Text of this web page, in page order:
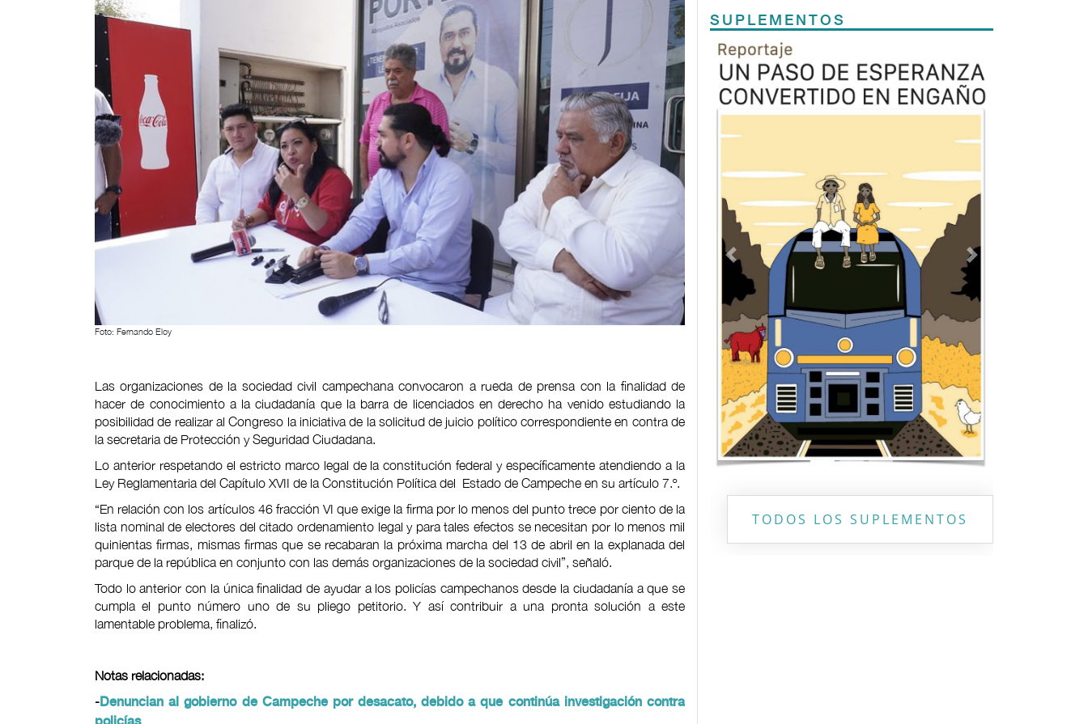
Foto: Fernando Eloy
Las organizaciones de la sociedad civil campechana convocaron a rueda de prensa con la finalidad de
hacer de conocimiento a la ciudadanía que la barra de licenciados en derecho ha venido estudiando la
posibilidad de realizar al Congreso la iniciativa de la solicitud de juicio político correspondiente en contra de
la secretaria de Protección y Seguridad Ciudadana.
Lo anterior respetando el estricto marco legal de la constitución federal y específicamente atendiendo a la
Ley Reglamentaria del Capítulo XVII de la Constitución Política del Estado de Campeche en su artículo 7.º.
“En relación con los artículos 46 fracción VI que exige la firma por lo menos del punto trece por ciento de la
lista nominal de electores del citado ordenamiento legal y para tales efectos se necesitan por lo menos mil
quinientas firmas, mismas firmas que se recabaran la próxima marcha del 13 de abril en la explanada del
parque de la república en conjunto con las demás organizaciones de la sociedad civil”, señaló.
Todo lo anterior con la única finalidad de ayudar a los policías campechanos desde la ciudadanía a que se
cumpla el punto número uno de su pliego petitorio. Y así contribuir a una pronta solución a este
lamentable problema, finalizó.
Notas relacionadas:
-Denuncian al gobierno de Campeche por desacato, debido a que continúa investigación contra
SUPLEMENTOS
Previous
TODOS LOS SUPLEMENTOS